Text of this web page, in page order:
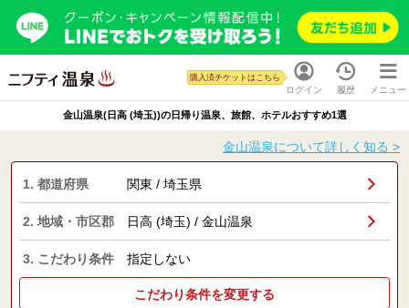
ログイン
購入済チケットはこちら
履歴 メニュー
金山温泉(日高 (埼玉))の日帰り温泉、旅館、ホテルおすすめ1選
金山温泉について詳しく知る >
1. 都道府県 関東 / 埼玉県
2. 地域・市区郡 日高 (埼玉) / 金山温泉
3. こだわり条件 指定しない
こだわり条件を変更する